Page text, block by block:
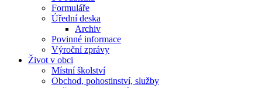
Formuláře
Úřední deska
Archiv
Povinné informace
Výroční zprávy
Život v obci
Místní školství
Obchod, pohostinství, služby